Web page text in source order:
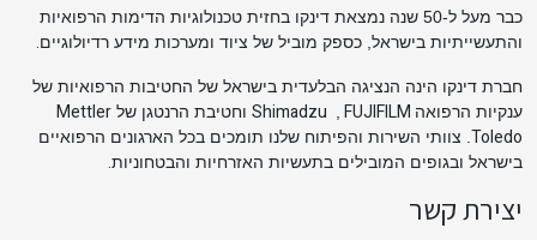
כבר מעל ל-50 שנה נמצאת דינקו בחזית טכנולוגיות הדימות הרפואיות
והתעשייתיות בישראל, כספק מוביל של ציוד ומערכות מידע רדיולוגיים.
חברת דינקו הינה הנציגה הבלעדית בישראל של החטיבות הרפואיות של
ענקיות הרפואה FUJIFILM
Shimadzu וחטיבת הרנטגן של Mettler
Toledo . צוותי השירות והפיתוח שלנו תומכים בכל הארגונים הרפואיים
בישראל ובגופים המובילים בתעשיות האזרחיות והבטחוניות.
יצירת קשר